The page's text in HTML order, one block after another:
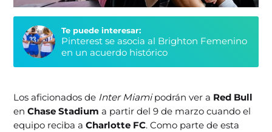
Te puede interesar:
Pinterest se asocia al Brighton Femenino
en un acuerdo histórico
Los aficionados de Inter Miamipodrán ver a Red Bull
en Chase Stadium a partir del 9 de marzo cuando el
equipo reciba aCharlotte FC. Como parte de esta